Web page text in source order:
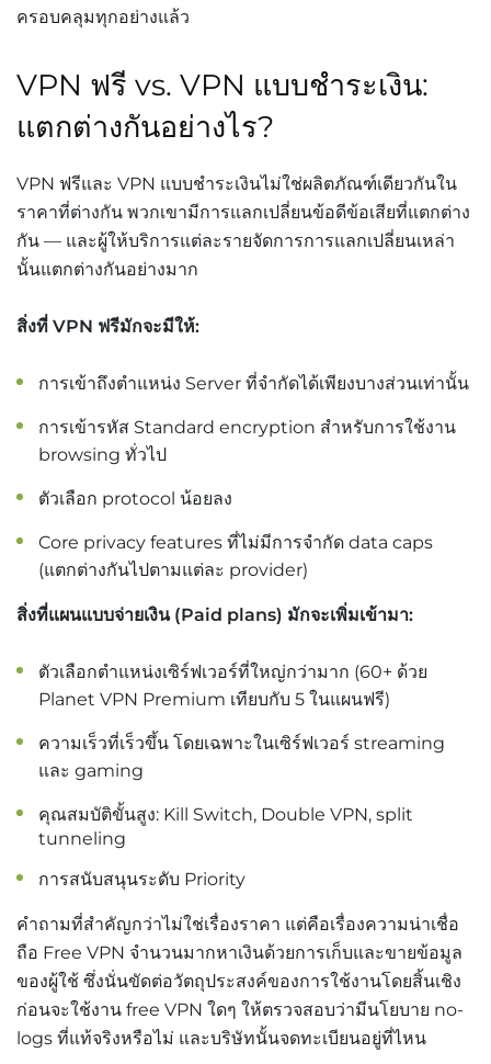
ครอบคลุมทุกอย่างแล้ว
VPN ฟรี vs. VPN แบบชำระเงิน:
แตกต่างกันอย่างไร?
VPN ฟรีและ VPN แบบชำระเงินไม่ใช่ผลิตภัณฑ์เดียวกันใน
ราคาที่ต่างกัน พวกเขามีการแลกเปลี่ยนข้อดีข้อเสียที่แตกต่าง
กัน — และผู้ให้บริการแต่ละรายจัดการการแลกเปลี่ยนเหล่า
นั้นแตกต่างกันอย่างมาก
สิ่งที่ VPN ฟรีมักจะมีให้:
การเข้าถึงตำแหน่ง Server ที่จำกัดได้เพียงบางส่วนเท่านั้น
การเข้ารหัส Standard encryption สำหรับการใช้งาน
browsing ทั่วไป
ตัวเลือก protocol น้อยลง
Core privacy features ที่ไม่มีการจำกัด data caps
(แตกต่างกันไปตามแต่ละ provider)
สิ่งที่แผนแบบจ่ายเงิน (Paid plans) มักจะเพิ่มเข้ามา:
ตัวเลือกตำแหน่งเซิร์ฟเวอร์ที่ใหญ่กว่ามาก (60+ ด้วย
Planet VPN Premium เทียบกับ 5 ในแผนฟรี)
ความเร็วที่เร็วขึ้น โดยเฉพาะในเซิร์ฟเวอร์ streaming
และ gaming
คุณสมบัติขั้นสูง: Kill Switch, Double VPN, split
tunneling
การสนับสนุนระดับ Priority
คำถามที่สำคัญกว่าไม่ใช่เรื่องราคา แต่คือเรื่องความน่าเชื่อ
ถือ Free VPN จำนวนมากหาเงินด้วยการเก็บและขายข้อมูล
ของผู้ใช้ ซึ่งนั่นขัดต่อวัตถุประสงค์ของการใช้งานโดยสิ้นเชิง
ก่อนจะใช้งาน free VPN ใดๆ ให้ตรวจสอบว่ามีนโยบาย no-
logs ที่แท้จริงหรือไม่ และบริษัทนั้นจดทะเบียนอยู่ที่ไหน